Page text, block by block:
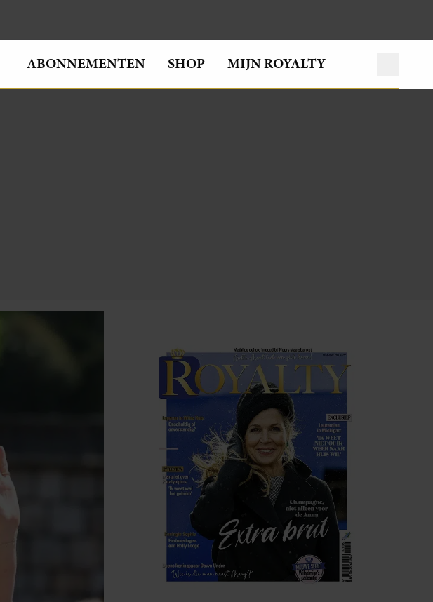
ABONNEMENTEN SHOP MIJN ROYALTY